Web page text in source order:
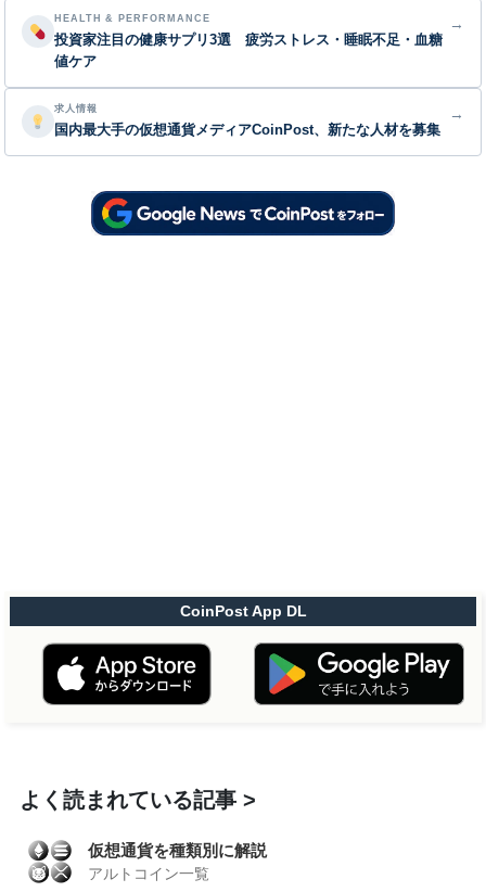
HEALTH & PERFORMANCE
投資家注目の健康サプリ3選 疲労ストレス・睡眠不足・血糖
値ケア
→
求人情報
国内最大手の仮想通貨メディアCoinPost、新たな人材を募集
→
CoinPost App DL
よく読まれている記事
仮想通貨を種類別に解説
アルトコイン一覧